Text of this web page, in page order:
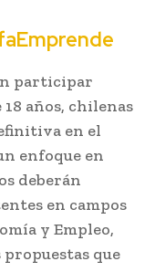
participar
años, chilenas
en el
enfoque en
deberán
en campos
y Empleo,
que